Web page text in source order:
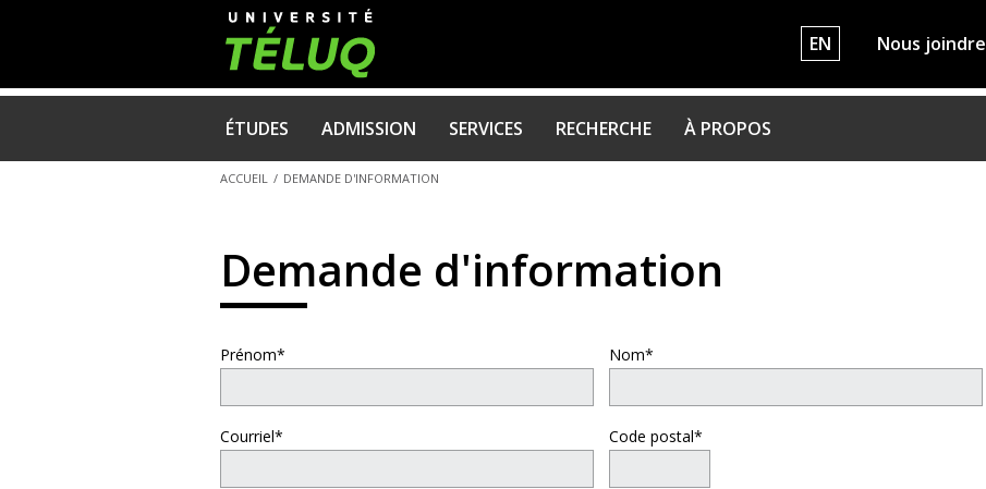
EN Nous joindre
PRINCIPALE
ÉTUDES ADMISSION SERVICES RECHERCHE À PROPOS
ACCUEIL / DEMANDE D'INFORMATION
Demande d'information
Prénom* Nom*
Courriel* Code postal*